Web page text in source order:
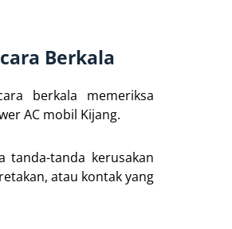
Berkala
berkala memeriksa
AC mobil Kijang.
tanda-tanda kerusakan
atau kontak yang